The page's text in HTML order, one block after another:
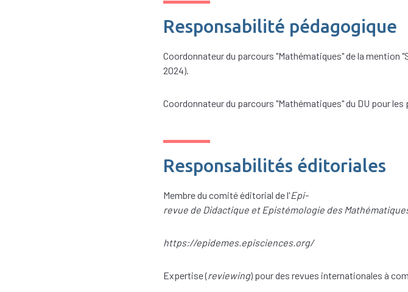
Responsabilité pédagogique
Coordonnateur du parcours "Mathématiques" de la mention
2024).
Coordonnateur du parcours "Mathématiques" du DU pour
Responsabilités éditoriales
Membre du comité éditorial de l'Epi-
revue de Didactique et Epistémologie des
https://epidemes.episciences.org/
Expertise (reviewing) pour des revues internationales à